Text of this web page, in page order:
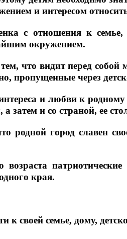
и интересом
с отношения к
окружением.
что видит перед
пропущенные через
и любви к
затем и со страной, ее
родной город славен
края.
к своей семье, дому,